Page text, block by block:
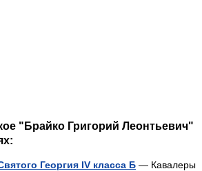
"Брайко Григорий Леонтьевич"
Георгия IV класса Б — Кавалеры